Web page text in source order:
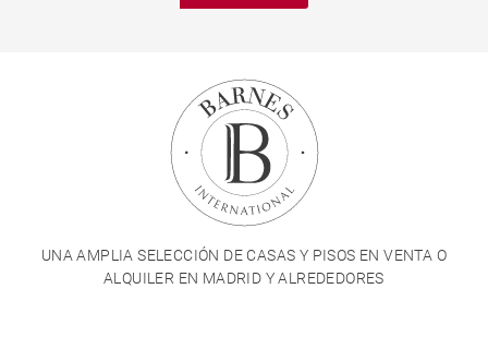
UNA AMPLIA SELECCIÓN DE CASAS Y PISOS EN VENTA O
ALQUILER EN MADRID Y ALREDEDORES